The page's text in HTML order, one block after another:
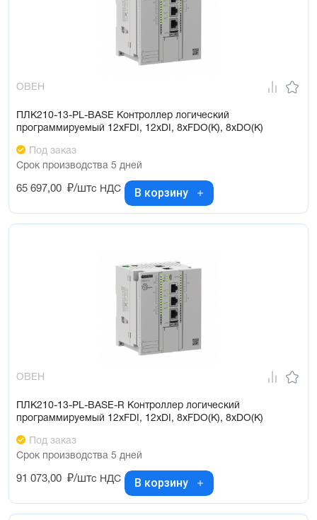
ОВЕН
ПЛК210-13-PL-BASE Контроллер логический
программируемый 12xFDI, 12xDI, 8xFDO(K), 8xDO(K)
Под заказ
Срок производства 5 дней
65 697,00 ₽/штс НДС В корзину
ОВЕН
ПЛК210-13-PL-BASE-R Контроллер логический
программируемый 12xFDI, 12xDI, 8xFDO(K), 8xDO(K)
Под заказ
Срок производства 5 дней
91 073,00 ₽/штс НДС В корзину